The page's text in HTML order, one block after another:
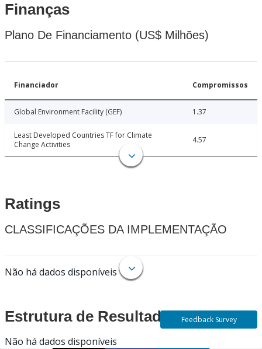
Finanças
Plano De Financiamento (US$ Milhões)
Financiador Compromissos
Global Environment Facility (GEF) 1.37
Least Developed Countries TF for Climate
Change Activities
4.57
Ratings
CLASSIFICAÇÕES DA IMPLEMENTAÇÃO
Não há dados disponíveis
Estrutura de Resultados
Não há dados disponíveis
Feedback Survey